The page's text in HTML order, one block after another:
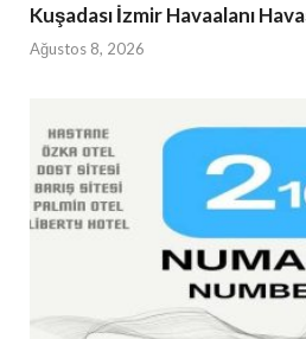
Kuşadası İzmir Havaalanı
Ağustos 8, 2026